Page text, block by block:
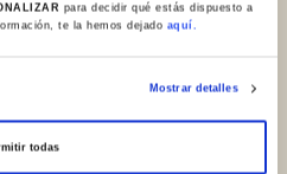
para decidir qué estás dispuesto a
te la hemos dejado aquí.
Mostrar detalles
todas
N. 36. 2013